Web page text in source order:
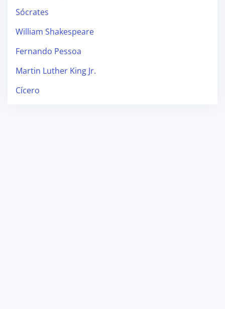
Sócrates
William Shakespeare
Fernando Pessoa
Martin Luther King Jr.
Cícero